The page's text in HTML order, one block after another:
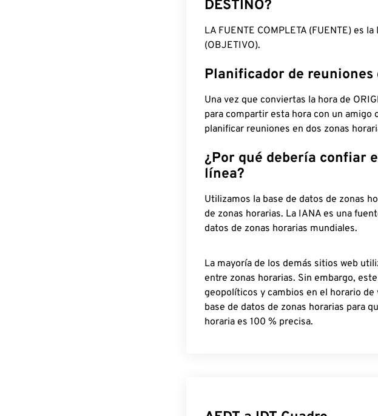
DESTINO?
LA FUENTE COMPLETA (FUENTE) es
(OBJETIVO).
Planificador de reuniones
Una vez que conviertas la hora de
para compartir esta hora con un amigo
planificar reuniones en dos zonas
¿Por qué debería confiar
línea?
Utilizamos la base de datos de zonas
de zonas horarias. La IANA es una
datos de zonas horarias mundiales.
La mayoría de los demás sitios web
entre zonas horarias. Sin embargo,
geopolíticos y cambios en el horario
base de datos de zonas horarias para
horaria es 100 % precisa.